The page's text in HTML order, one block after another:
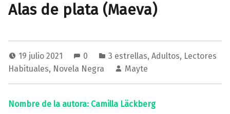
Alas de plata (Maeva)
19 julio 2021 0 3 estrellas, Adultos, Lectores
Habituales, Novela Negra Mayte
Nombre de la autora: Camilla Läckberg